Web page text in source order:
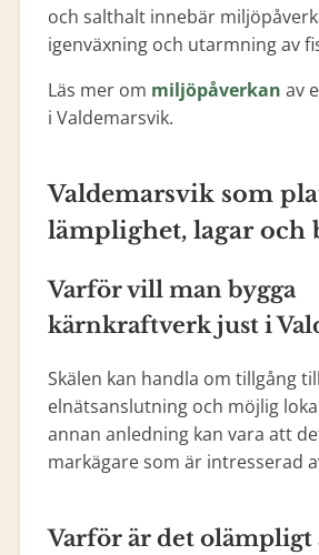
och salthalt innebär
igenväxning och utarmning av
Läs mer om miljöpåverkan av
i Valdemarsvik.
Valdemarsvik som
lämplighet, lagar och
Varför vill man bygga
kärnkraftverk just i
Skälen kan handla om tillgång
elnätsanslutning och möjlig
annan anledning kan vara att
markägare som är intresserad
Varför är det olämpligt